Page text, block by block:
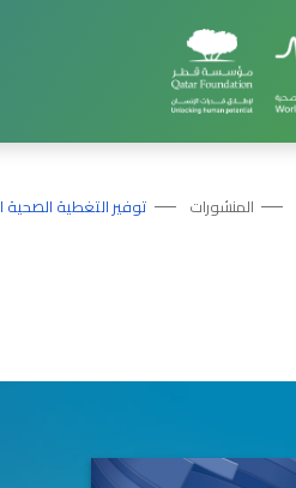
المنشورات توفير التغطية